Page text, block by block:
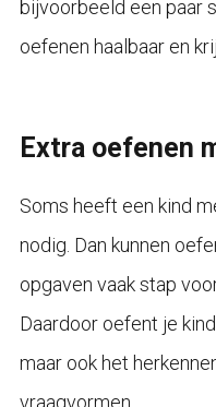
bijvoorbeeld een paar
oefenen haalbaar en
Extra oefenen
Soms heeft een kind
nodig. Dan kunnen
opgaven vaak stap
Daardoor oefent je
maar ook het